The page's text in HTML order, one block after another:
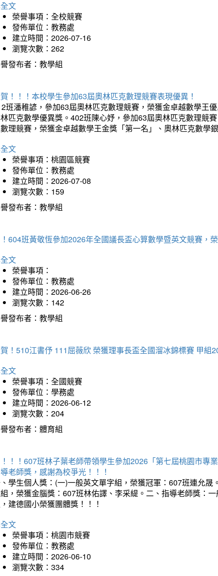
文
榮譽事項：全校競賽
發佈單位：教務處
建立時間：2026-07-16
瀏覽次數：262
發布者：教學組
！！！本校學生參加63屆奧林匹克數理競賽表現優異！
班潘稚諺，參加63屆奧林匹克數理競賽，榮獲金卓越數學王
匹克數學優異獎。402班陳心妤，參加63屆奧林匹克數理競
理競賽，榮獲金卓越數學王金獎「第一名」、奧林匹克數學
文
榮譽事項：桃園區競賽
發佈單位：教務處
建立時間：2026-07-08
瀏覽次數：159
發布者：教學組
604班黃敬恆參加2026年全國議長盃心算數學暨英文競賽，
文
榮譽事項：
發佈單位：教務處
建立時間：2026-06-26
瀏覽次數：142
發布者：教學組
！510江書伃 111屈薇欣 榮獲理事長盃全國溜冰錦標賽 甲組
文
榮譽事項：全國競賽
發佈單位：學務處
建立時間：2026-06-12
瀏覽次數：204
發布者：體育組
！！607班林子葉老師帶領學生參加2026「第七屆桃園市專
老師獎，感謝為校爭光！！！
學生個人獎：(一)一般英文單字組，榮獲冠軍：607班連允
，榮獲金腦獎：607班林佑譯、李采緹。二、指導老師獎：
建德國小榮獲團體獎！！！
文
榮譽事項：桃園市競賽
發佈單位：教務處
建立時間：2026-06-10
瀏覽次數：334